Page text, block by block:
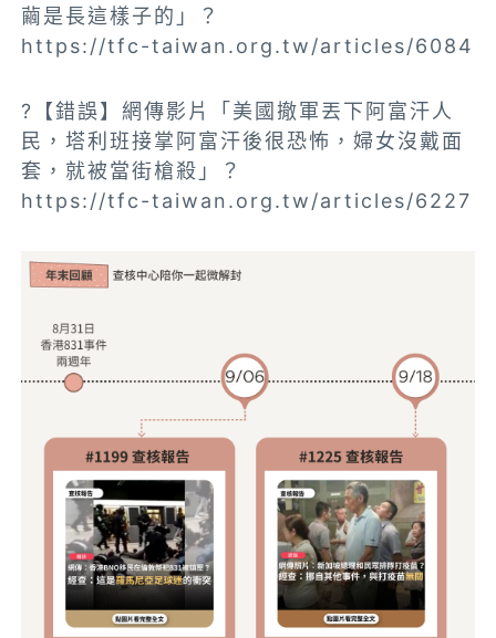
繭是長這樣子的」？
https://tfc-taiwan.org.tw/articles/6084
?【錯誤】網傳影片「美國撤軍丟下阿富汗人
民，塔利班接掌阿富汗後很恐怖，婦女沒戴面
套，就被當街槍殺」？
https://tfc-taiwan.org.tw/articles/6227